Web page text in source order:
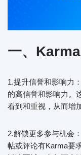
一、
1.提升信誉和影响力
的高信誉和影响力。
看到和重视，从而增
2.解锁更多参与机会
帖或评论有Karma要